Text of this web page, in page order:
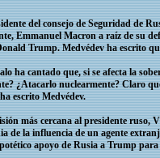
del consejo de Seguridad de
Emmanuel Macron a raíz de su
Trump. Medvédev ha escrito
ha cantado que, si se afecta la
¿Atacarlo nuclearmente? Claro
escrito Medvédev.
más cercana al presidente
de la influencia de un agente
apoyo de Rusia a Trump